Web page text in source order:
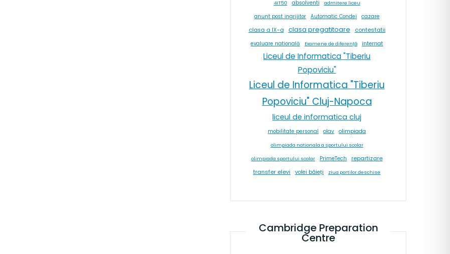
4IT50 absolventi admitere liceu
anunt post ingrijitor Automatic Condei
cazare
clasa a IX-a
clasa pregatitoare contestatii
evaluare natională Examene de diferență internat
Liceul de Informatica "Tiberiu
Popoviciu"
Liceul de Informatica "Tiberiu
Popoviciu" Cluj-Napoca
liceul de informatica cluj
mobilitate personal olav olimpiada
olimpiada nationala a sportului scolar
olimpiada sportului scolar PrimeTech
repartizare
transfer elevi
volei băieți ziua portilor deschise
Cambridge Preparation
Centre